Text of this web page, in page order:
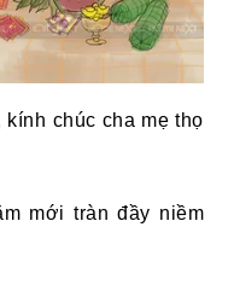
chúc cha mẹ thọ
mới tràn đầy niềm